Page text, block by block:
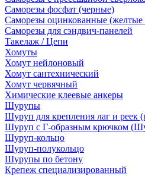
Саморезы фосфат (черные)
Саморезы оцинкованные (желтые
Саморезы для сэндвич-панелей
Такелаж / Цепи
Хомуты
Хомут нейлоновый
Хомут сантехнический
Хомут червячный
Химические клеевые анкеры
Шурупы
Шуруп для крепления лаг и реек
Шуруп с Г-образным крючком
Шуруп-кольцо
Шуруп-полукольцо
Шурупы по бетону
Крепеж специализированный